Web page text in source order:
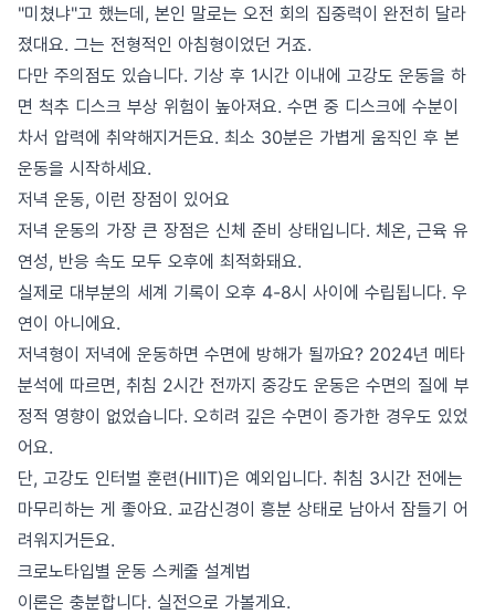
"미쳤냐"고 했는데, 본인 말로는 오전 회의 집중력이 완전히 달라
졌대요. 그는 전형적인 아침형이었던 거죠.
다만 주의점도 있습니다. 기상 후 1시간 이내에 고강도 운동을 하
면 척추 디스크 부상 위험이 높아져요. 수면 중 디스크에 수분이
차서 압력에 취약해지거든요. 최소 30분은 가볍게 움직인 후 본
운동을 시작하세요.
저녁 운동, 이런 장점이 있어요
저녁 운동의 가장 큰 장점은 신체 준비 상태입니다. 체온, 근육 유
연성, 반응 속도 모두 오후에 최적화돼요.
실제로 대부분의 세계 기록이 오후 4-8시 사이에 수립됩니다. 우
연이 아니에요.
저녁형이 저녁에 운동하면 수면에 방해가 될까요? 2024년 메타
분석에 따르면, 취침 2시간 전까지 중강도 운동은 수면의 질에 부
정적 영향이 없었습니다. 오히려 깊은 수면이 증가한 경우도 있었
어요.
단, 고강도 인터벌 훈련(HIIT)은 예외입니다. 취침 3시간 전에는
마무리하는 게 좋아요. 교감신경이 흥분 상태로 남아서 잠들기 어
려워지거든요.
크로노타입별 운동 스케줄 설계법
이론은 충분합니다. 실전으로 가볼게요.